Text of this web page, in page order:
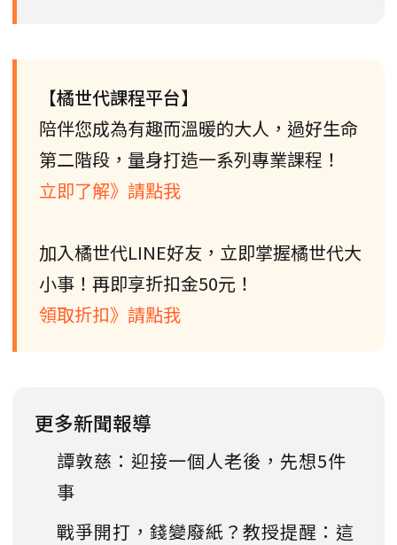
【橘世代課程平台】
陪伴您成為有趣而溫暖的大人，過好生命
第二階段，量身打造一系列專業課程！
立即了解》請點我
加入橘世代LINE好友，立即掌握橘世代大
小事！再即享折扣金50元！
領取折扣》請點我
更多新聞報導
譚敦慈：迎接一個人老後，先想5件
事
戰爭開打，錢變廢紙？教授提醒：這